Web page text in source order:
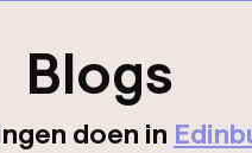
Blogs
doen in